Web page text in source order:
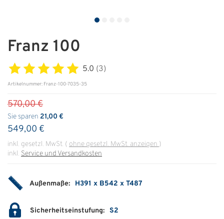
Über uns
Filialen
Messen & Events
Presse
Qualitätspolitik
Karriere
Partner
Geschichte
Franz 100
5.0 (3)
Artikelnummer: Franz-100-7035-35
570,00 €
Sie sparen 21,00 €
549,00 €
inkl. gesetzl. MwSt. ( ohne gesetzl. MwSt. anzeigen )
inkl. Service und Versandkosten
Außenmaße: H391 x B542 x T487
Sicherheitseinstufung: S2